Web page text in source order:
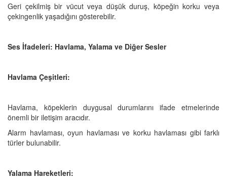
Geri çekilmiş bir vücut veya düşük duruş, köpeğin korku veya
çekingenlik yaşadığını gösterebilir.
Ses İfadeleri: Havlama, Yalama ve Diğer Sesler
Havlama Çeşitleri:
Havlama, köpeklerin duygusal durumlarını ifade etmelerinde
önemli bir iletişim aracıdır.
Alarm havlaması, oyun havlaması ve korku havlaması gibi farklı
türler bulunabilir.
Yalama Hareketleri: